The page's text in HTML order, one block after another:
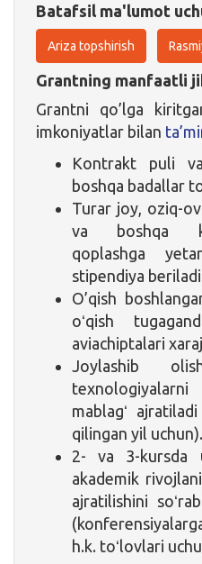
Batafsil ma'lumot
Ariza topshirish
Grantning manfaatli
Grantni qo’lga
imkoniyatlar bilan
Kontrakt puli
boshqa badallar
Turar joy, oziq-
va boshqa
qoplashga
stipendiya
O’qish
oʻqish
aviachiptalari
Joylashib
mablagʻ
qilingan yil uchun).
2- va 3-kursda
akademik
ajratilishini
h.k. toʻlovlari